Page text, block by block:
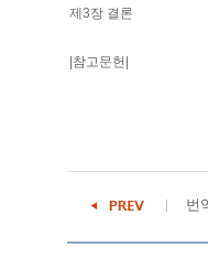
제3장 결론
|참고문헌|
번